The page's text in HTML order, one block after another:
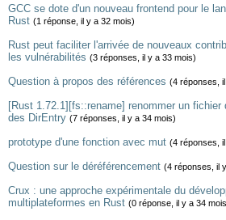
GCC se dote d'un nouveau frontend pour le
Rust (1 réponse, il y a 32 mois)
Rust peut faciliter l'arrivée de nouveaux
les vulnérabilités (3 réponses, il y a 33 mois)
Question à propos des références (4 réponses,
[Rust 1.72.1][fs::rename] renommer un fichier
des DirEntry (7 réponses, il y a 34 mois)
prototype d'une fonction avec mut (4 réponses,
Question sur le déréférencement (4 réponses, il
Crux : une approche expérimentale du
multiplateformes en Rust (0 réponse, il y a 34